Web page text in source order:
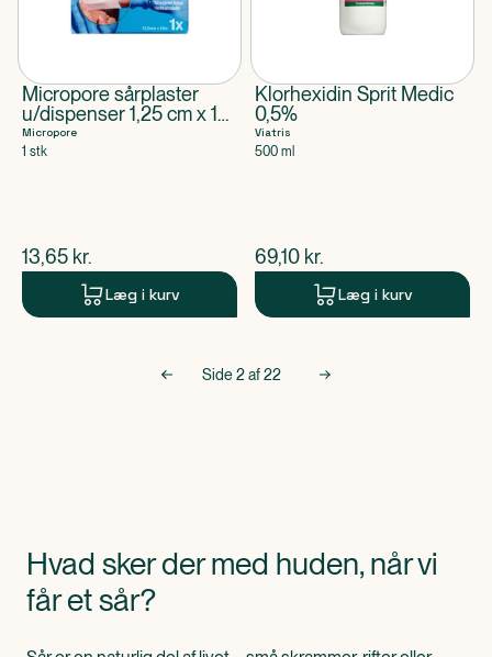
Micropore sårplaster
u/dispenser 1,25 cm x 10
m
Micropore
1 stk
$nuværende pris
13,65 kr.
Læg i kurv
Klorhexidin Sprit Medic
0,5%
Viatris
500 ml
$nuværende pris
69,10 kr.
Læg i kurv
Side2af22
Hvad sker der med huden, når vi
får et sår?